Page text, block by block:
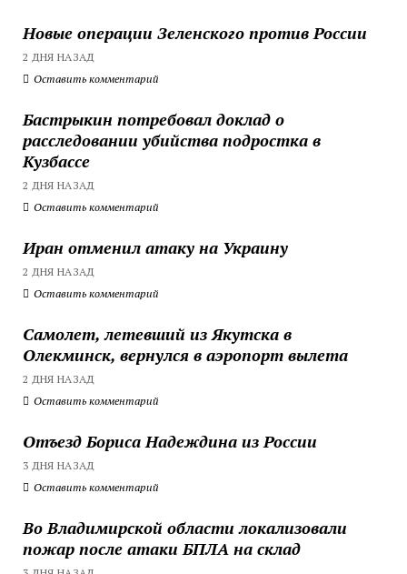
Новые операции Зеленского против России
2 ДНЯ НАЗАД
Оставить комментарий
Бастрыкин потребовал доклад о
расследовании убийства подростка в
Кузбассе
2 ДНЯ НАЗАД
Оставить комментарий
Иран отменил атаку на Украину
2 ДНЯ НАЗАД
Оставить комментарий
Самолет, летевший из Якутска в
Олекминск, вернулся в аэропорт вылета
2 ДНЯ НАЗАД
Оставить комментарий
Отъезд Бориса Надеждина из России
3 ДНЯ НАЗАД
Оставить комментарий
Во Владимирской области локализовали
пожар после атаки БПЛА на склад